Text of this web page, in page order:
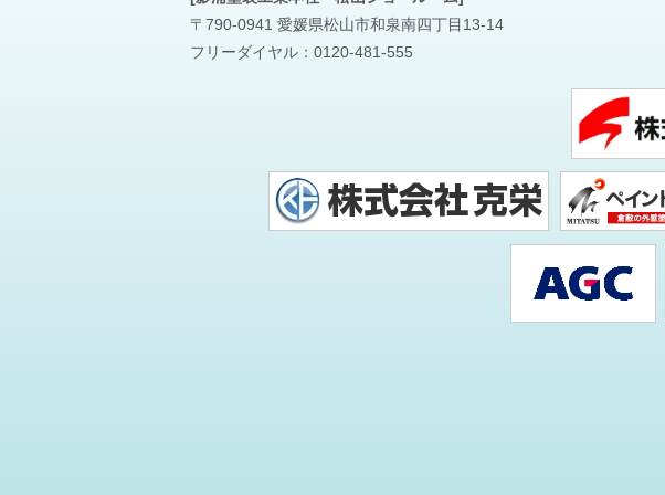
〒790-0941 愛媛県松山市和泉南四丁目13-14
フリーダイヤル： 0120-481-555